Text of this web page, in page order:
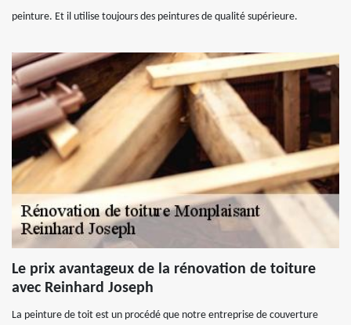
peinture. Et il utilise toujours des peintures de qualité supérieure.
Le prix avantageux de la rénovation de toiture
avec Reinhard Joseph
La peinture de toit est un procédé que notre entreprise de couverture